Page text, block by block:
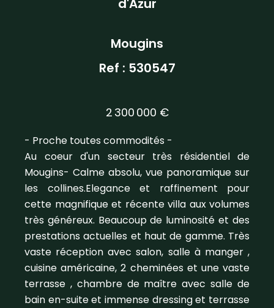
d'Azur
Mougins
Ref : 530547
2 300 000 €
- Proche toutes commodités -
Au coeur d'un secteur très résidentiel de
Mougins- Calme absolu, vue panoramique sur
les collines.Elegance et raffinement pour
cette magnifique et récente villa aux volumes
très généreux. Beaucoup de luminosité et des
prestations actuelles et haut de gamme. Très
vaste réception avec salon, salle à manger ,
cuisine américaine, 2 cheminées et une vaste
terrasse , chambre de maître avec salle de
bain en-suite et immense dressing et terrasse